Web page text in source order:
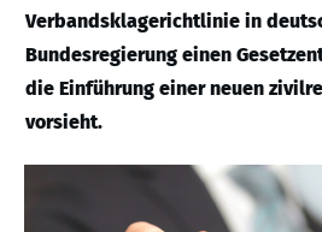
Verbandsklagerichtlinie in
Bundesregierung einen
die Einführung einer neuen
vorsieht.